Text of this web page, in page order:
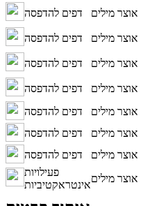
דפים להדפסה
אוצר מילים
דפים להדפסה
אוצר מילים
דפים להדפסה
אוצר מילים
דפים להדפסה
אוצר מילים
דפים להדפסה
אוצר מילים
דפים להדפסה
אוצר מילים
דפים להדפסה
אוצר מילים
פעילויות
אינטראקטיביות
אוצר מילים